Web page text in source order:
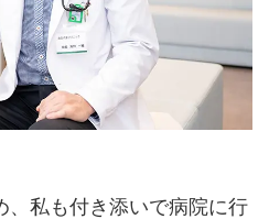
、私も付き添いで病院に行